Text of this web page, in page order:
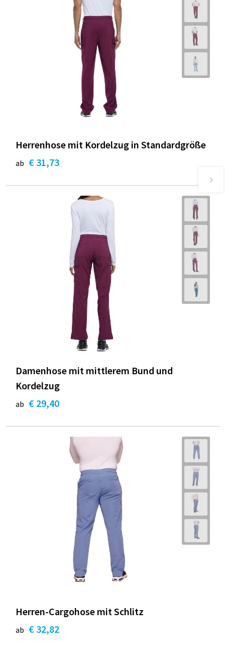
Herrenhose mit Kordelzug in Standardgröße
ab € 31,73
Damenhose mit mittlerem Bund und
Kordelzug
ab € 29,40
Herren-Cargohose mit Schlitz
ab € 32,82